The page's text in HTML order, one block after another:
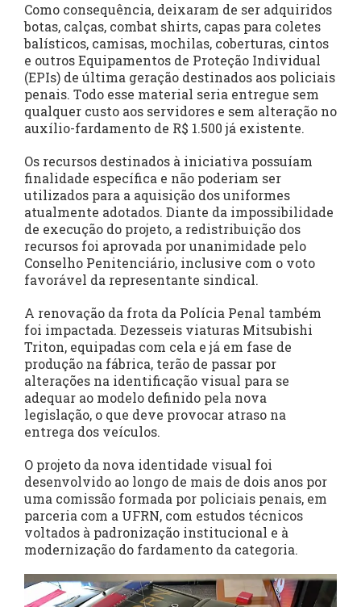
Como consequência, deixaram de ser adquiridos
botas, calças, combat shirts, capas para coletes
balísticos, camisas, mochilas, coberturas, cintos
e outros Equipamentos de Proteção Individual
(EPIs) de última geração destinados aos policiais
penais. Todo esse material seria entregue sem
qualquer custo aos servidores e sem alteração no
auxílio-fardamento de R$ 1.500 já existente.
Os recursos destinados à iniciativa possuíam
finalidade específica e não poderiam ser
utilizados para a aquisição dos uniformes
atualmente adotados. Diante da impossibilidade
de execução do projeto, a redistribuição dos
recursos foi aprovada por unanimidade pelo
Conselho Penitenciário, inclusive com o voto
favorável da representante sindical.
A renovação da frota da Polícia Penal também
foi impactada. Dezesseis viaturas Mitsubishi
Triton, equipadas com cela e já em fase de
produção na fábrica, terão de passar por
alterações na identificação visual para se
adequar ao modelo definido pela nova
legislação, o que deve provocar atraso na
entrega dos veículos.
O projeto da nova identidade visual foi
desenvolvido ao longo de mais de dois anos por
uma comissão formada por policiais penais, em
parceria com a UFRN, com estudos técnicos
voltados à padronização institucional e à
modernização do fardamento da categoria.